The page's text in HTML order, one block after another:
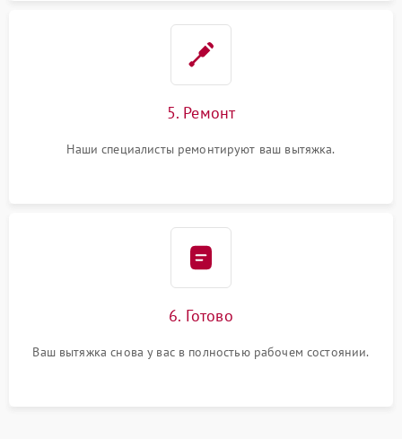
5. Ремонт
Наши специалисты ремонтируют ваш вытяжка.
6. Готово
Ваш вытяжка снова у вас в полностью рабочем состоянии.